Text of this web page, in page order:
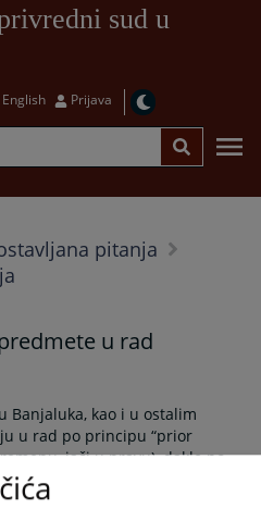
sud u
English Prijava
pitanja
u rad
Banjaluka, kao i u ostalim
u rad po principu “prior
jači u pravu), dakle po
akta (prijedloga,